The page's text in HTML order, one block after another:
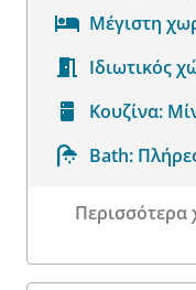
Μέγιστη
Ιδιωτικός
Κουζίνα:
Bath:
Περισσότερα
Λεπτομέρειες